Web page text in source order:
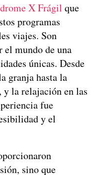
X Frágil que
programas
viajes. Son
el mundo de una
únicas. Desde
granja hasta la
la relajación en las
fue
y el
sino que